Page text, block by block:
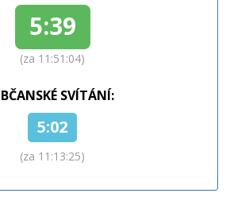
5:39
(za 11:51:02)
SVÍTÁNÍ:
5:02
(za 11:13:23)